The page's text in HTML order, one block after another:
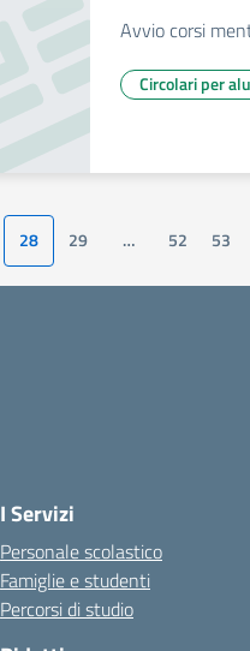
Avvio corsi
Circolari per
28 29 … 52 53
I Servizi
Personale scolastico
Famiglie e studenti
Percorsi di studio